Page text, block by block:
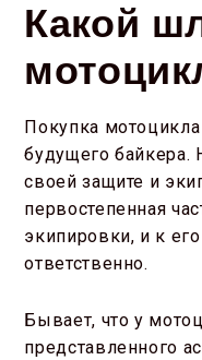
Какой
Покупка
будущего байкера.
своей защите и
первостепенная
экипировки, и к
ответственно.
Бывает, что у
представленного